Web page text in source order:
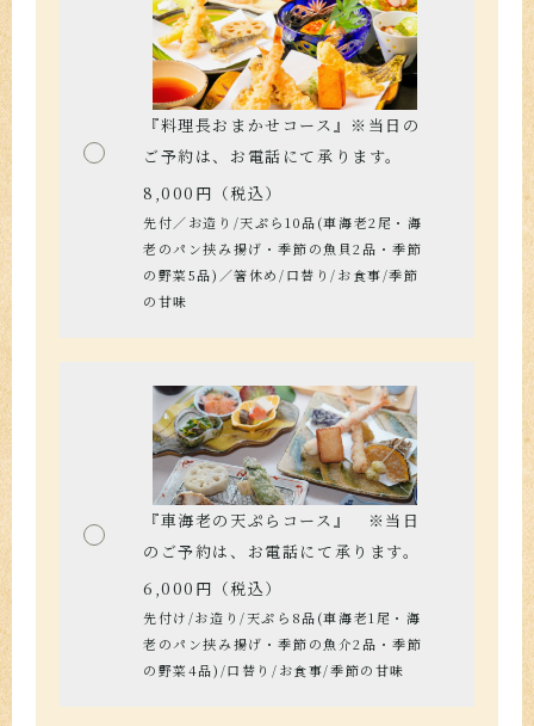
『料理長おまかせコース』※当日の
ご予約は、お電話にて承ります。
8,000円（税込）
先付／お造り/天ぷら10品(車海老2尾・海
老のパン挟み揚げ・季節の魚貝2品・季節
の野菜5品)／箸休め/口替り/お食事/季節
の甘味
『車海老の天ぷらコース』 ※当日
のご予約は、お電話にて承ります。
6,000円（税込）
先付け/お造り/天ぷら8品(車海老1尾・海
老のパン挟み揚げ・季節の魚介2品・季節
の野菜4品)/口替り/お食事/季節の甘味